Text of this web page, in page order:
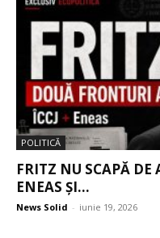
POLITICĂ
FRITZ NU SCAPĂ DE
ENEAS ȘI...
News Solid - iunie 19, 2026